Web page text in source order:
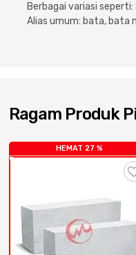
Atap &
Berbagai variasi seperti:
Alias umum: bata, bata
Ragam Produk
HEMAT 27 %